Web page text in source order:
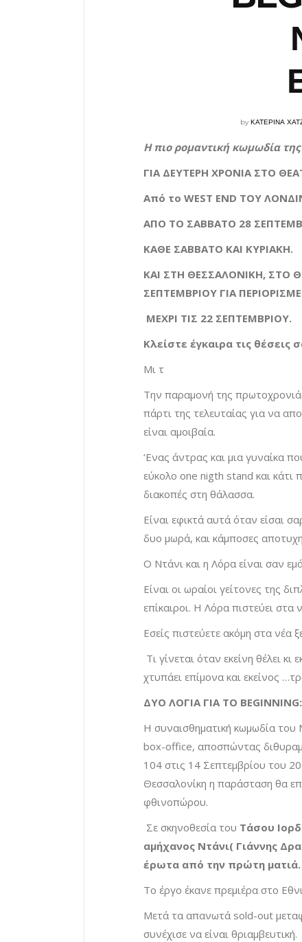
byΚΑΤΕΡΙΝΑ
Η πιο ρομαντική κωμωδία της
ΓΙΑ ΔΕΥΤΕΡΗ ΧΡΟΝΙΑ ΣΤΟ
Από το WEST END ΤΟΥ
ΑΠΟ ΤΟ ΣΑΒΒΑΤΟ 28
ΚΑΘΕ ΣΑΒΒΑΤΟ ΚΑΙ ΚΥΡΙΑΚΗ.
KAI ΣΤΗ ΘΕΣΣΑΛΟΝΙΚΗ, ΣΤΟ
ΣΕΠΤΕΜΒΡΙΟΥ ΓΙΑ
ΜΕΧΡΙ ΤΙΣ 22 ΣΕΠΤΕΜΒΡΙΟΥ.
Κλείστε έγκαιρα τις
Μι τ
Την παραμονή της
πάρτι της τελευταίας για να
είναι αμοιβαία.
‘Ενας άντρας και μια γυναίκα
εύκολο one nigth stand και κάτι
διακοπές στη θάλασσα.
Είναι εφικτά αυτά όταν είσαι
δυο μωρά, και κάμποσες
Ο Ντάνι και η Λόρα είναι σαν
Είναι οι ωραίοι γείτονες της
επίκαιροι. Η Λόρα πιστεύει στα
Εσείς πιστεύετε ακόμη στα νέα
Τι γίνεται όταν εκείνη θέλει
χτυπάει επίμονα και εκείνος
ΔΥΟ ΛΟΓΙΑ ΓΙΑ ΤΟ BEGINNING:
Η συναισθηματική κωμωδία του
box-office, αποσπώντας
104 στις 14 Σεπτεμβρίου του
Θεσσαλονίκη η παράσταση θα
φθινοπώρου.
Σε σκηνοθεσία του Τάσου
αμήχανος Ντάνι( Γιάννης
έρωτα από την πρώτη ματιά.
Tο έργο έκανε πρεμιέρα στο
Μετά τα απανωτά sold-out
συνέχισε να είναι θριαμβευτική.